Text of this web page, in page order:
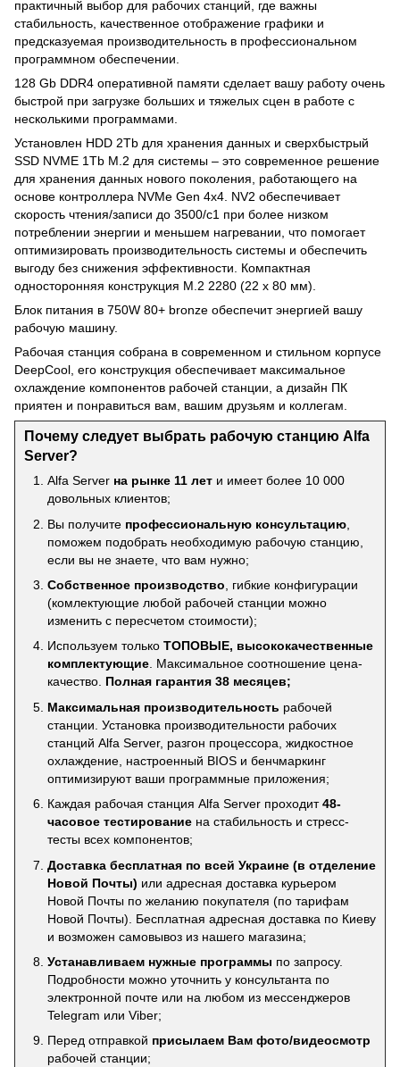
практичный выбор для рабочих станций, где важны
стабильность, качественное отображение графики и
предсказуемая производительность в профессиональном
программном обеспечении.
128 Gb DDR4 оперативной памяти сделает вашу работу очень
быстрой при загрузке больших и тяжелых сцен в работе с
несколькими программами.
Установлен HDD 2Tb для хранения данных и сверхбыстрый
SSD NVME 1Tb M.2 для системы – это современное решение
для хранения данных нового поколения, работающего на
основе контроллера NVMe Gen 4x4. NV2 обеспечивает
скорость чтения/записи до 3500/с1 при более низком
потреблении энергии и меньшем нагревании, что помогает
оптимизировать производительность системы и обеспечить
выгоду без снижения эффективности. Компактная
односторонняя конструкция M.2 2280 (22 x 80 мм).
Блок питания в 750W 80+ bronze обеспечит энергией вашу
рабочую машину.
Рабочая станция собрана в современном и стильном корпусе
DeepCool, его конструкция обеспечивает максимальное
охлаждение компонентов рабочей станции, а дизайн ПК
приятен и понравиться вам, вашим друзьям и коллегам.
Почему следует выбрать рабочую станцию Alfa
Server?
Alfa Server на рынке 11 лет и имеет более 10 000
довольных клиентов;
Вы получите профессиональную консультацию
поможем подобрать необходимую рабочую станцию,
если вы не знаете, что вам нужно;
Собственное производство , гибкие конфигурации
(комлектующие любой рабочей станции можно
изменить с пересчетом стоимости);
Используем только ТОПОВЫЕ, высококачественные
комплектующие. Максимальное соотношение цена-
качество. Полная гарантия 38 месяцев;
Максимальная производительность рабочей
станции. Установка производительности рабочих
станций Alfa Server, разгон процессора, жидкостное
охлаждение, настроенный BIOS и бенчмаркинг
оптимизируют ваши программные приложения;
Каждая рабочая станция Alfa Server проходит48-
часовое тестирование на стабильность и стресс-
тесты всех компонентов;
Доставка бесплатная по всей Украине (в отделение
Новой Почты) или адресная доставка курьером
Новой Почты по желанию покупателя (по тарифам
Новой Почты). Бесплатная адресная доставка по Киеву
и возможен самовывоз из нашего магазина;
Устанавливаем нужные программы по запросу.
Подробности можно уточнить у консультанта по
электронной почте или на любом из мессенджеров
Telegram или Viber;
Перед отправкой присылаем Вам фото/видеосмотр
рабочей станции;